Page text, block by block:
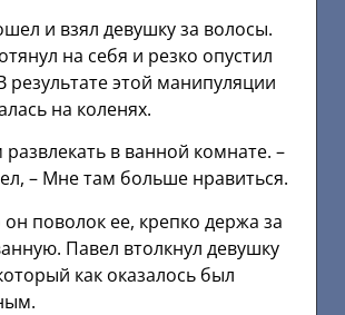
и взял девушку за волосы.
на себя и резко опустил
результате этой манипуляции
на коленях.
в ванной комнате. –
– Мне там больше нравиться.
поволок ее, крепко держа за
Павел втолкнул девушку
как оказалось был